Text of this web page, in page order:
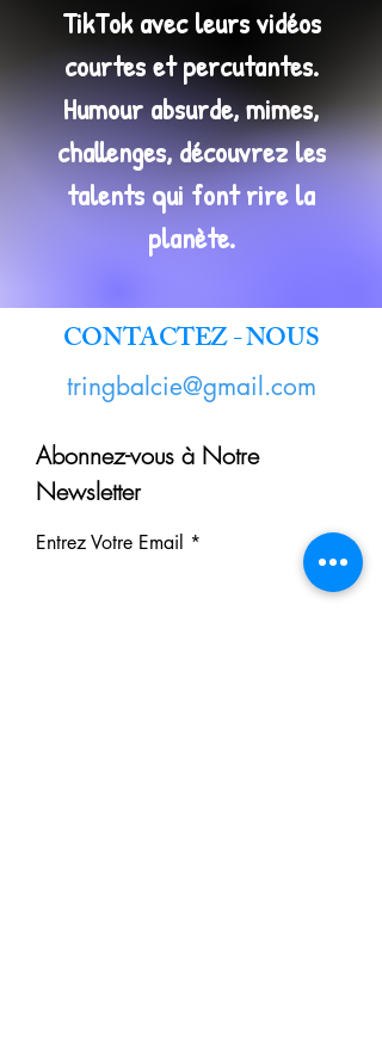
TikTok avec leurs vidéos
courtes et percutantes.
Humour absurde, mimes,
challenges, découvrez les
talents qui font rire la
planète.
CONTACTEZ - NOUS
tringbalcie@gmail.com
Abonnez-vous à Notre
Newsletter
Entrez Votre Email